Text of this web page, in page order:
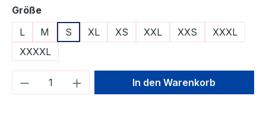
Größeauswählen
L
M S XL XS XXL XXS
XXXL
XXXXL
Produkt Anzahl: Gib denIn den Warenkorb